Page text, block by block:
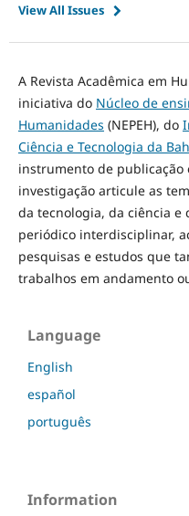
View All Issues
A Revista Acadêmica em
iniciativa do Núcleo de
Humanidades (NEPEH), do
Ciência e Tecnologia da
instrumento de publicação
investigação articule as
da tecnologia, da ciência e
periódico interdisciplinar,
pesquisas e estudos que
trabalhos em andamento
Language
English
español
português
Information